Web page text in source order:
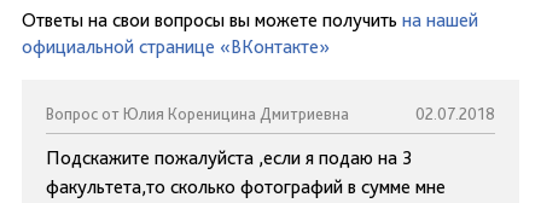
Ответы на свои вопросы вы можете получить на нашей
официальной странице «ВКонтакте»
Вопрос от Юлия Кореницина Дмитриевна 02.07.2018
Подскажите пожалуйста ,если я подаю на 3
факультета,то сколько фотографий в сумме мне